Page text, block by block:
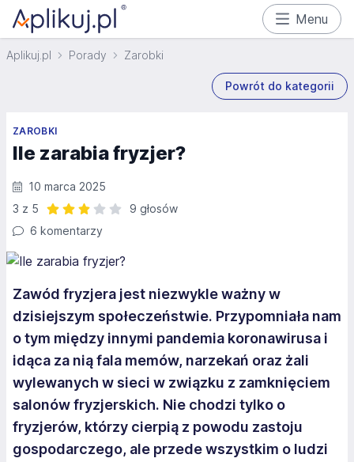
Menu
Aplikuj.pl Porady Zarobki
Powrót do kategorii
ZAROBKI
Ile zarabia fryzjer?
10 marca 2025
3 z 5
9 głosów
6 komentarzy
Zawód fryzjera jest niezwykle ważny w
dzisiejszym społeczeństwie. Przypomniała nam
o tym między innymi pandemia koronawirusa i
idąca za nią fala memów, narzekań oraz żali
wylewanych w sieci w związku z zamknięciem
salonów fryzjerskich. Nie chodzi tylko o
fryzjerów, którzy cierpią z powodu zastoju
gospodarczego, ale przede wszystkim o ludzi